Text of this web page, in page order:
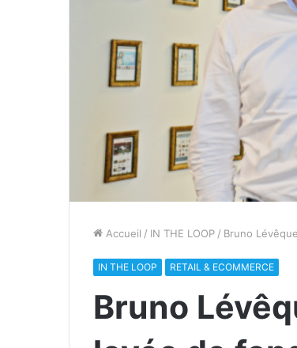
Accueil / IN THE LOOP / Bruno
IN THE LOOP RETAIL & ECOMMERCE
Bruno